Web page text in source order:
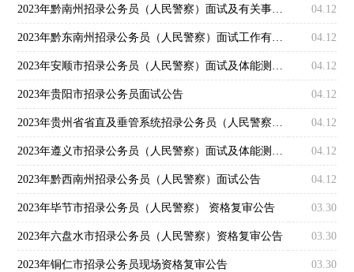
2023年黔南州招录公务员（人民警察）面试及有关事宜公告 04.12
2023年黔东南州招录公务员（人民警察）面试工作有关事宜公告 04.12
2023年安顺市招录公务员（人民警察）面试及体能测评工作公告 04.12
2023年贵阳市招录公务员面试公告 04.12
2023年贵州省省直及垂管系统招录公务员（人民警察）面试公告 04.12
2023年遵义市招录公务员（人民警察）面试及体能测评公告 04.12
2023年黔西南州招录公务员（人民警察）面试公告 04.12
2023年毕节市招录公务员（人民警察） 资格复审公告 03.30
2023年六盘水市招录公务员（人民警察）资格复审公告 03.30
2023年铜仁市招录公务员现场资格复审公告 03.30